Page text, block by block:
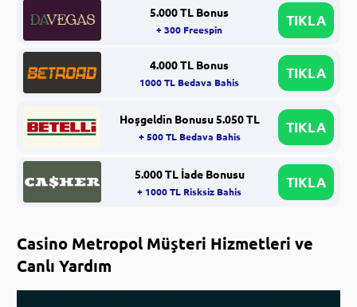
5.000 TL Bonus
+ 300 Freespin
TIKLA
4.000 TL Bonus
1000 TL Bedava Bahis
TIKLA
Hoşgeldin Bonusu 5.050 TL
+ 500 TL Bedava Bahis
TIKLA
5.000 TL İade Bonusu
+ 1000 TL Risksiz Bahis
TIKLA
Casino Metropol Müşteri Hizmetleri ve
Canlı Yardım